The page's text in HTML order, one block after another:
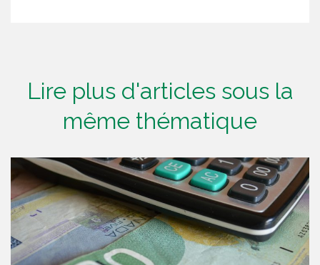
Lire plus d'articles sous la
même thématique